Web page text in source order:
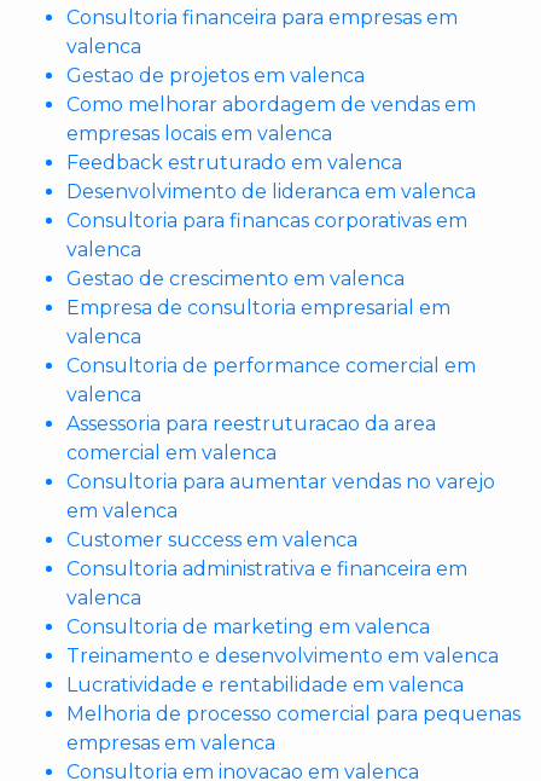
Consultoria financeira para empresas em
valenca
Gestao de projetos em valenca
Como melhorar abordagem de vendas em
empresas locais em valenca
Feedback estruturado em valenca
Desenvolvimento de lideranca em valenca
Consultoria para financas corporativas em
valenca
Gestao de crescimento em valenca
Empresa de consultoria empresarial em
valenca
Consultoria de performance comercial em
valenca
Assessoria para reestruturacao da area
comercial em valenca
Consultoria para aumentar vendas no varejo
em valenca
Customer success em valenca
Consultoria administrativa e financeira em
valenca
Consultoria de marketing em valenca
Treinamento e desenvolvimento em valenca
Lucratividade e rentabilidade em valenca
Melhoria de processo comercial para pequenas
empresas em valenca
Consultoria em inovacao em valenca